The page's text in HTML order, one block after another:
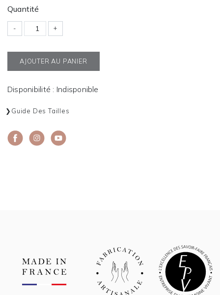
Quantité
- +
AJOUTER AU PANIER
Disponibilité : Indisponible
Guide Des Tailles